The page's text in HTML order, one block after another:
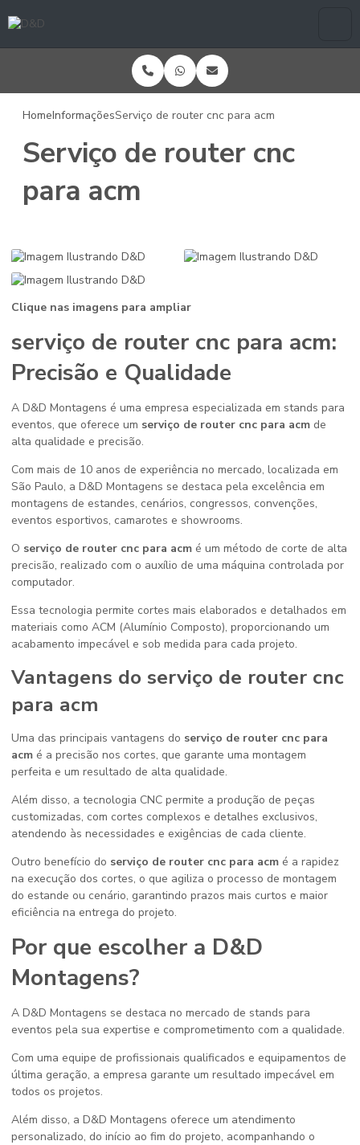
HomeInformaçõesServiço de router cnc para acm
Serviço de router cnc
para acm
Clique nas imagens para ampliar
serviço de router cnc para acm:
Precisão e Qualidade
A D&D Montagens é uma empresa especializada em stands para
eventos, que oferece um serviço de router cnc para acm de
alta qualidade e precisão.
Com mais de 10 anos de experiência no mercado, localizada em
São Paulo, a D&D Montagens se destaca pela excelência em
montagens de estandes, cenários, congressos, convenções,
eventos esportivos, camarotes e showrooms.
O serviço de router cnc para acm é um método de corte de alta
precisão, realizado com o auxílio de uma máquina controlada por
computador.
Essa tecnologia permite cortes mais elaborados e detalhados em
materiais como ACM (Alumínio Composto), proporcionando um
acabamento impecável e sob medida para cada projeto.
Vantagens do serviço de router cnc
para acm
Uma das principais vantagens do serviço de router cnc para
acm é a precisão nos cortes, que garante uma montagem
perfeita e um resultado de alta qualidade.
Além disso, a tecnologia CNC permite a produção de peças
customizadas, com cortes complexos e detalhes exclusivos,
atendendo às necessidades e exigências de cada cliente.
Outro benefício do serviço de router cnc para acm é a rapidez
na execução dos cortes, o que agiliza o processo de montagem
do estande ou cenário, garantindo prazos mais curtos e maior
eficiência na entrega do projeto.
Por que escolher a D&D
Montagens?
A D&D Montagens se destaca no mercado de stands para
eventos pela sua expertise e comprometimento com a qualidade.
Com uma equipe de profissionais qualificados e equipamentos de
última geração, a empresa garante um resultado impecável em
todos os projetos.
Além disso, a D&D Montagens oferece um atendimento
personalizado, do início ao fim do projeto, acompanhando o